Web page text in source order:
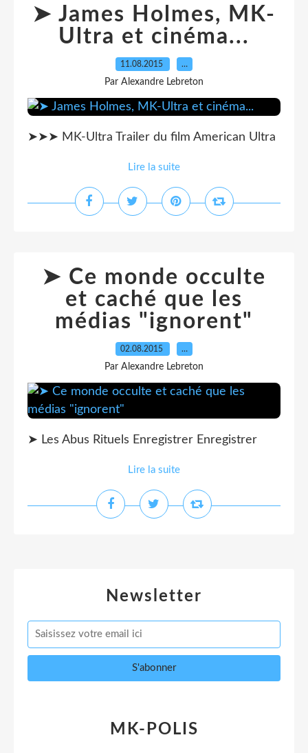
➤ James Holmes, MK-
Ultra et cinéma...
11.08.2015 …
Par Alexandre Lebreton
➤➤➤ MK-Ultra Trailer du film American Ultra
Lire la suite
➤ Ce monde occulte
et caché que les
médias "ignorent"
02.08.2015 …
Par Alexandre Lebreton
➤ Les Abus Rituels Enregistrer Enregistrer
Lire la suite
Newsletter
MK-POLIS